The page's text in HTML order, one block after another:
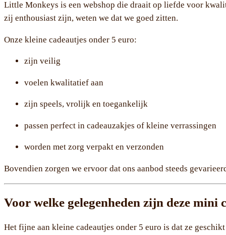
Little Monkeys is een webshop die draait op liefde voor
zij enthousiast zijn, weten we dat we goed zitten.
Onze kleine cadeautjes onder 5 euro:
zijn veilig
voelen kwalitatief aan
zijn speels, vrolijk en toegankelijk
passen perfect in cadeauzakjes of kleine verrassingen
worden met zorg verpakt en verzonden
Bovendien zorgen we ervoor dat ons aanbod steeds
Voor welke gelegenheden zijn deze mini
Het fijne aan kleine cadeautjes onder 5 euro is dat ze